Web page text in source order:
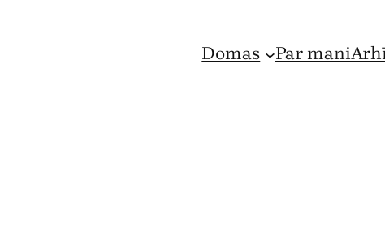
Domas Par mani